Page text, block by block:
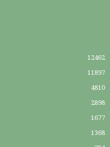
12462
11897
4810
2898
1677
1368